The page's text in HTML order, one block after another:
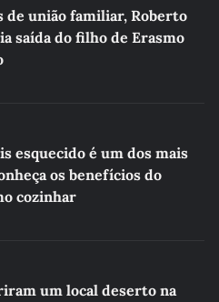
de união familiar, Roberto
saída do filho de Erasmo
esquecido é um dos mais
os benefícios do
cozinhar
um local deserto na